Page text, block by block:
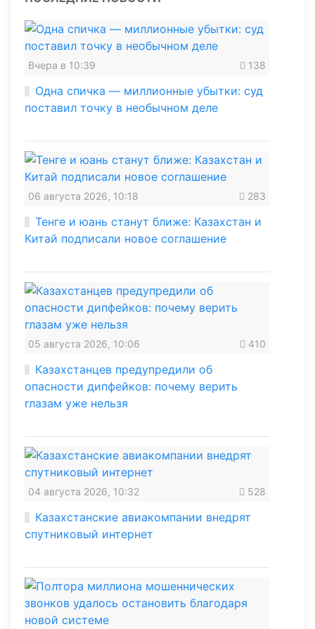
Вчера в 10:39 138
Одна спичка — миллионные убытки: суд
поставил точку в необычном деле
06 августа 2026, 10:18 283
Тенге и юань станут ближе: Казахстан и
Китай подписали новое соглашение
05 августа 2026, 10:06 410
Казахстанцев предупредили об
опасности дипфейков: почему верить
глазам уже нельзя
04 августа 2026, 10:32 528
Казахстанские авиакомпании внедрят
спутниковый интернет